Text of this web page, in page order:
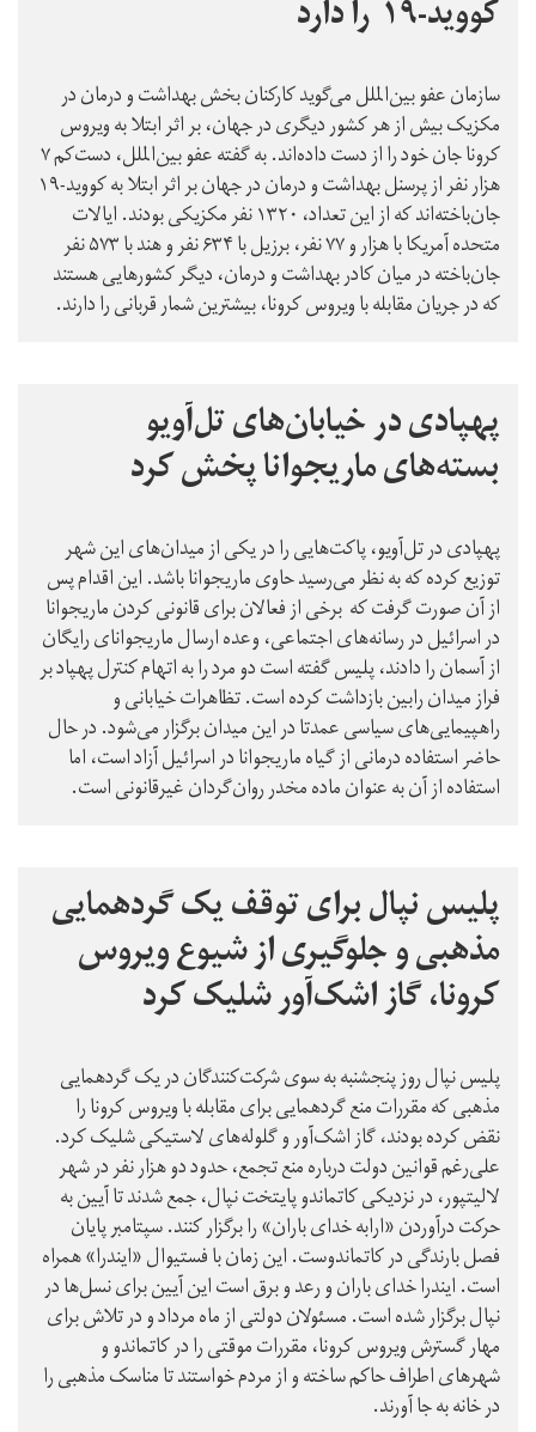
کووید-۱۹ را دارد
سازمان عفو بین‌الملل می‌گوید کارکنان بخش بهداشت و درمان در
مکزیک بیش از هر کشور دیگری در جهان، بر اثر ابتلا به ویروس
کرونا جان خود را از دست داده‌اند. به گفته عفو بین‌الملل، دست‌کم ۷
هزار نفر از پرسنل بهداشت و درمان در جهان بر اثر ابتلا به کووید-۱۹
جان‌باخته‌اند که از این تعداد، ۱۳۲۰ نفر مکزیکی بودند. ایالات
متحده آمریکا با هزار و ۷۷ نفر، برزیل با ۶۳۴ نفر و هند با ۵۷۳ نفر
جان‌باخته در میان کادر بهداشت و درمان، دیگر کشورهایی هستند
که در جریان مقابله با ویروس کرونا، بیشترین شمار قربانی را دارند.
پهپادی در خیابان‌های تل‌آویو
بسته‌های ماریجوانا پخش کرد
پهپادی در تل‌آویو، پاکت‌هایی را در یکی از میدان‌های این شهر
توزیع کرده که به نظر می‌رسید حاوی ماریجوانا باشد. این اقدام پس
از آن صورت گرفت که برخی از فعالان برای قانونی کردن ماریجوانا
در اسرائیل در رسانه‌های اجتماعی، وعده ارسال ماریجوانای رایگان
از آسمان را دادند، پلیس گفته است دو مرد را به اتهام کنترل پهپاد بر
فراز میدان رابین بازداشت کرده است. تظاهرات خیابانی و
راهپیمایی‌های سیاسی عمدتا در این میدان برگزار می‌شود. در حال
حاضر استفاده درمانی از گیاه ماریجوانا در اسرائیل آزاد است، اما
استفاده از آن به عنوان ماده مخدر روان‌گردان غیرقانونی است.
پلیس نپال برای توقف یک گردهمایی
مذهبی و جلوگیری از شیوع ویروس
کرونا، گاز اشک‌آور شلیک کرد
پلیس نپال روز پنجشنبه به سوی شرکت‌کنندگان در یک گردهمایی
مذهبی که مقررات منع گردهمایی برای مقابله با ویروس کرونا را
نقض کرده بودند، گاز اشک‌آور و گلوله‌های لاستیکی شلیک کرد.
علی‌رغم قوانین دولت درباره منع تجمع، حدود دو هزار نفر در شهر
لالیتپور، در نزدیکی کاتماندو پایتخت نپال، جمع شدند تا آیین به
حرکت درآوردن «ارابه خدای باران» را برگزار کنند. سپتامبر پایان
فصل بارندگی در کاتماندوست. این زمان با فستیوال «ایندرا» همراه
است. ایندرا خدای باران و رعد و برق است این آیین برای نسل‌ها در
نپال برگزار شده است. مسئولان دولتی از ماه مرداد و در تلاش برای
مهار گسترش ویروس کرونا، مقررات موقتی را در كاتماندو و
شهرهای اطراف حاکم ساخته و از مردم خواستند تا مناسک مذهبی را
در خانه به جا آورند.